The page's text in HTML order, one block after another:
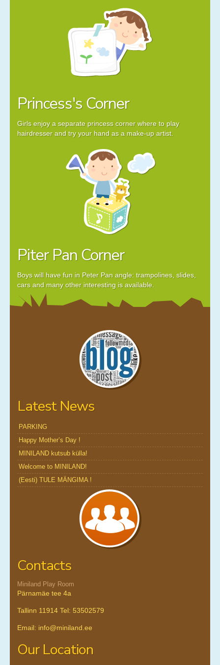
Princess's Corner
Girls enjoy a separate princess corner where to play
hairdresser and try your hand as a make-up artist.
Piter Pan Corner
Boys will have fun in Peter Pan angle: trampolines, slides,
cars and many other interesting is available.
Latest News
PARKING
Happy Mother’s Day !
MINILAND kutsub külla!
Welcome to MINILAND!
(Eesti) TULE MÄNGIMA !
Contacts
Miniland Play Room
Pärnamäe tee 4a
Tallinn 11914 Tel: 53502579
Email: info@miniland.ee
Our Location